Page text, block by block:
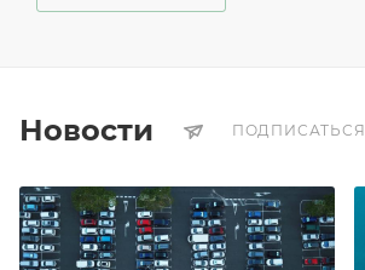
Новости ПОДПИСАТЬСЯ